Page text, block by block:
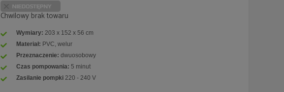
Chwilowy brak towaru
Wymiary: 203 x 152 x 56 cm
Materiał: PVC, welur
Przeznaczenie: dwuosobowy
Czas pompowania: 5 minut
Zasilanie pompki 220 - 240 V